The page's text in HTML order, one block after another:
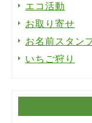
エコ活動
お取り寄せ
お名前スタン
いちご狩り